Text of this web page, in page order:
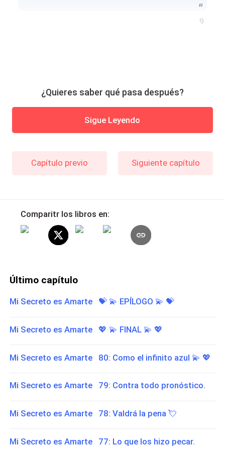
9
¿Quieres saber qué pasa después?
Sigue Leyendo
Capítulo previo Siguiente capítulo
Comparitr los libros en:
Último capítulo
Mi Secreto es Amarte 💝 ​💫 ​EPÍLOGO 💫​ 💝​
Mi Secreto es Amarte 💖 ​💫 ​​FINAL 💫 ​💖​
Mi Secreto es Amarte 80: Como el infinito azul 💫​ 💖​
Mi Secreto es Amarte 79: Contra todo pronóstico.
Mi Secreto es Amarte 78: Valdrá la pena 💘​
Mi Secreto es Amarte 77: Lo que los hizo pecar.